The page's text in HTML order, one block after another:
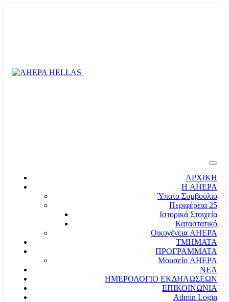
ΑΡΧΙΚΗ
Η AHEPA
Ύπατο Συµβούλιο
Περιφέρεια 25
Ιστορικά Στοιχεία
Καταστατικό
Οικογένεια AHEPA
ΤΜΗΜΑΤΑ
ΠΡΟΓΡΑΜΜΑΤΑ
Μουσείο AHEPA
ΝΕΑ
ΗΜΕΡΟΛΟΓΙΟ ΕΚΔΗΛΩΣΕΩΝ
ΕΠΙΚΟΙΝΩΝΙΑ
Admin Login